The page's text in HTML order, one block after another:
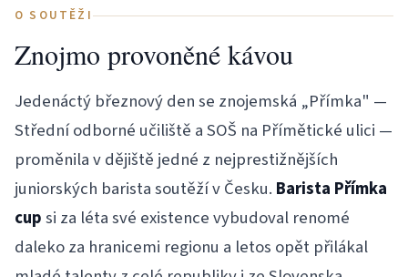
O SOUTĚŽI
Znojmo provoněné kávou
Jedenáctý březnový den se znojemská „Přímka" —
Střední odborné učiliště a SOŠ na Přímětické ulici —
proměnila v dějiště jedné z nejprestižnějších
juniorských barista soutěží v Česku. Barista Přímka
cupsi za léta své existence vybudoval renomé
daleko za hranicemi regionu a letos opět přilákal